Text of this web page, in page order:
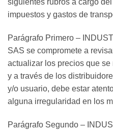
siguientes rubros a cargo
impuestos y gastos de
Parágrafo Primero –
SAS se compromete a
actualizar los precios que
y a través de los
y/o usuario, debe estar
alguna irregularidad en los
Parágrafo Segundo –